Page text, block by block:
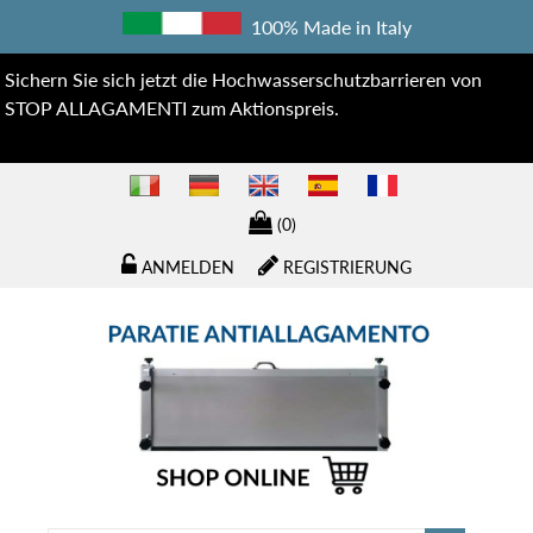
100% Made in Italy
Sichern Sie sich jetzt die Hochwasserschutzbarrieren von
STOP ALLAGAMENTI zum Aktionspreis.
(0)
REGISTRIERUNG
ANMELDEN